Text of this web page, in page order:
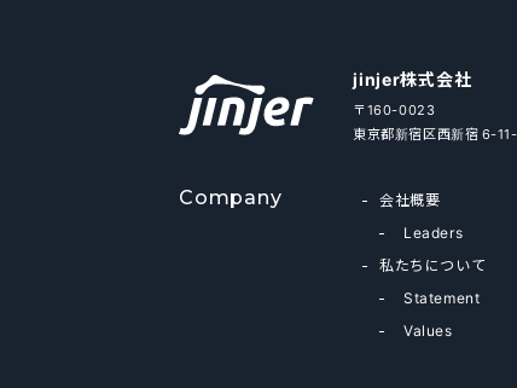
jinjer株式会社
〒160-0023
東京都新宿区西新宿 6-
Company
会社概要
Leaders
私たちについて
Statement
Values